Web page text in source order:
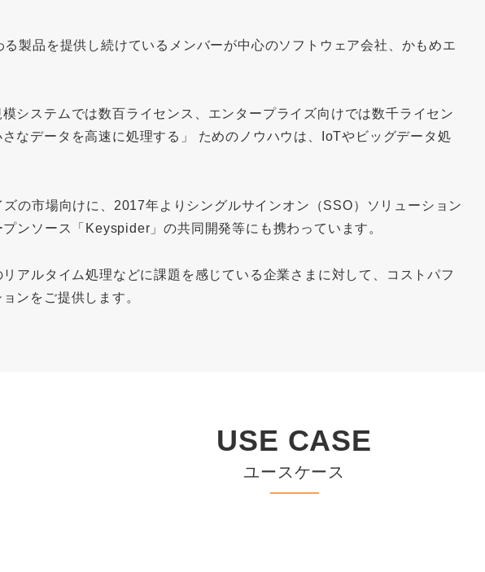
製品を提供し続けているメンバーが中心のソフトウェア会社、かもめエ
システムでは数百ライセンス、エンタープライズ向けでは数千ライセン
なデータを高速に処理する」 ためのノウハウは、IoTやビッグデータ処
の市場向けに、2017年よりシングルサインオン（SSO）ソリューション
ンソース「Keyspider」の共同開発等にも携わっています。
アルタイム処理などに課題を感じている企業さまに対して、コストパフ
ンをご提供します。
USE CASE
ユースケース